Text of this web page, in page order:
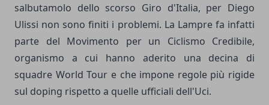
salbutamolo dello scorso Giro d'Italia, per Diego
Ulissi non sono finiti i problemi. La Lampre fa infatti
parte del Movimento per un Ciclismo Credibile,
organismo a cui hanno aderito una decina di
squadre World Tour e che impone regole più rigide
sul doping rispetto a quelle ufficiali dell'Uci.